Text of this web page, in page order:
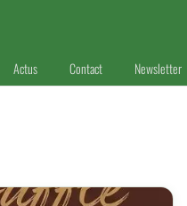
Actus Contact Newsletter